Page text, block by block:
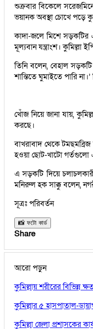
শুক্রবার বিকেলে
ভয়ানক অবস্থা চোখে পড়ে
কাদা-জলে মিশে সড়কটির
মূল্যবান যন্ত্রাংশ।
তিনি বলেন, বেহাল সড়কটি
শান্তিতে ঘুমাইতে পারি
খোঁজ নিয়ে জানা যায়,
করছে।
বাখরাবাদ থেকে
হওয়া ছোট-খাটো গর্তগুলো
এ সড়কটি দিয়ে
মনিরুল হক সাক্কু বলেন,
সূত্রঃ পরিবর্তন
📸 ফটো কার্ড
Share
আরো পড়ুন
কুমিল্লায় শরীরের বিভিন্ন
কুমিল্লার ৫ হাসপাতাল-
কুমিল্লা জেলা প্রশাসকের